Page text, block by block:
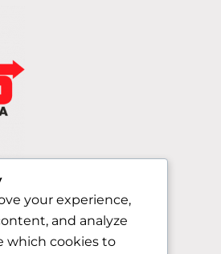
your experience,
and analyze
which cookies to